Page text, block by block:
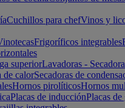
Cuchillos para chefVinos y
Frigoríficos integrables
superiorLavadoras -
de calorSecadoras de
Hornos pirolíticosHornos
Placas de inducciónPlacas de